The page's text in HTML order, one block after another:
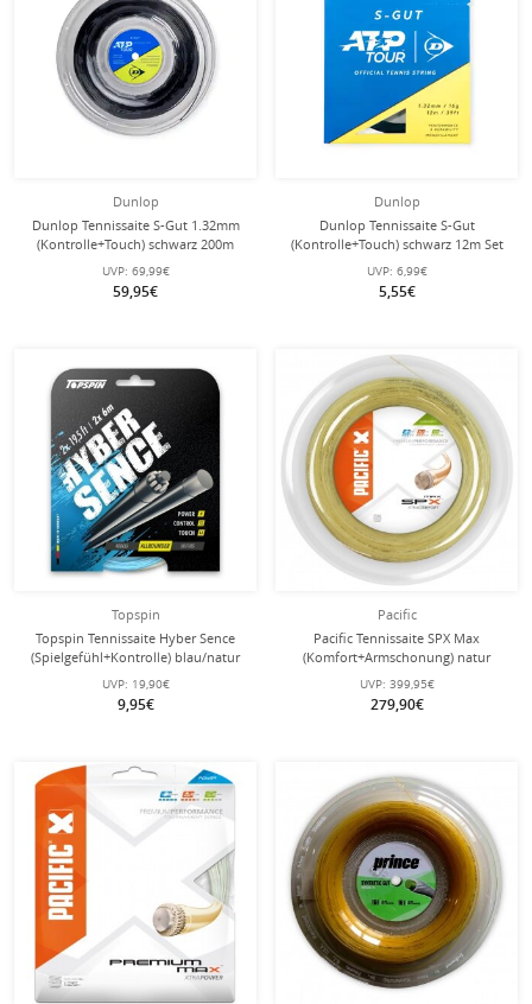
Dunlop
Dunlop Tennissaite S-Gut 1.32mm
(Kontrolle+Touch) schwarz 200m
Rolle
UVP: 69,99€
59,95€
Dunlop
Dunlop Tennissaite S-Gut
(Kontrolle+Touch) schwarz 12m Set
UVP: 6,99€
5,55€
Topspin
Topspin Tennissaite Hyber Sence
(Spielgefühl+Kontrolle) blau/natur
2x12m Set
UVP: 19,90€
9,95€
Pacific
Pacific Tennissaite SPX Max
(Komfort+Armschonung) natur
200m Rolle
UVP: 399,95€
279,90€